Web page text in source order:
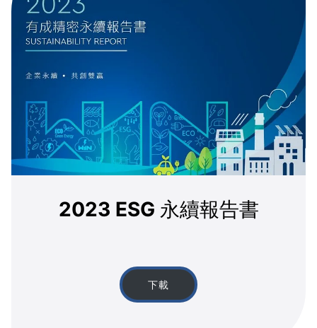
2023 ESG 永續報告書
下載